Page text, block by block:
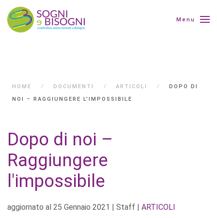
Menu
HOME DOCUMENTI ARTICOLI
DOPO DI
NOI – RAGGIUNGERE L'IMPOSSIBILE
Dopo di noi –
Raggiungere
l'impossibile
aggiornato al 25 Gennaio 2021 | Staff | ARTICOLI